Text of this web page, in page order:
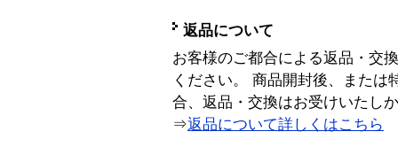
返品について
お客様のご都合による返品・交
ください。 商品開封後、または
合、返品・交換はお受けいたし
⇒返品について詳しくはこちら